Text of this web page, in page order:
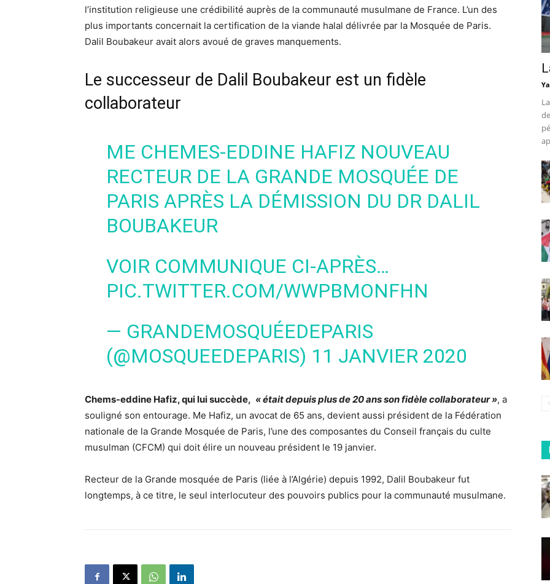
l’institution religieuse une crédibilité auprès de la communauté musulmane de France. L’un des
plus importants concernait la certification de la viande halal délivrée par la Mosquée de Paris.
Dalil Boubakeur avait alors avoué de graves manquements.
Le successeur de Dalil Boubakeur est un fidèle
collaborateur
ME CHEMES-EDDINE HAFIZ NOUVEAU
RECTEUR DE LA GRANDE MOSQUÉE DE
PARIS APRÈS LA DÉMISSION DU DR DALIL
BOUBAKEUR
VOIR COMMUNIQUE CI-APRÈS…
PIC.TWITTER.COM/WWPBMONFHN
— GRANDEMOSQUÉEDEPARIS
(@MOSQUEEDEPARIS) 11 JANVIER 2020
Chems-eddine Hafiz, qui lui succède, « était depuis plus de 20 ans son fidèle collaborateur », a
souligné son entourage. Me Hafiz, un avocat de 65 ans, devient aussi président de la Fédération
nationale de la Grande Mosquée de Paris, l’une des composantes du Conseil français du culte
musulman (CFCM) qui doit élire un nouveau président le 19 janvier.
Recteur de la Grande mosquée de Paris (liée à l’Algérie) depuis 1992, Dalil Boubakeur fut
longtemps, à ce titre, le seul interlocuteur des pouvoirs publics pour la communauté musulmane.